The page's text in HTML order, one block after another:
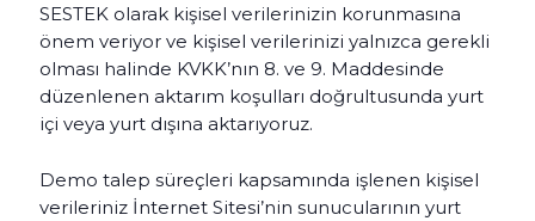
SESTEK olarak kişisel verilerinizin korunmasına
önem veriyor ve kişisel verilerinizi yalnızca gerekli
olması halinde KVKK’nın 8. ve 9. Maddesinde
düzenlenen aktarım koşulları doğrultusunda yurt
içi veya yurt dışına aktarıyoruz.
Demo talep süreçleri kapsamında işlenen kişisel
verileriniz İnternet Sitesi’nin sunucularının yurt